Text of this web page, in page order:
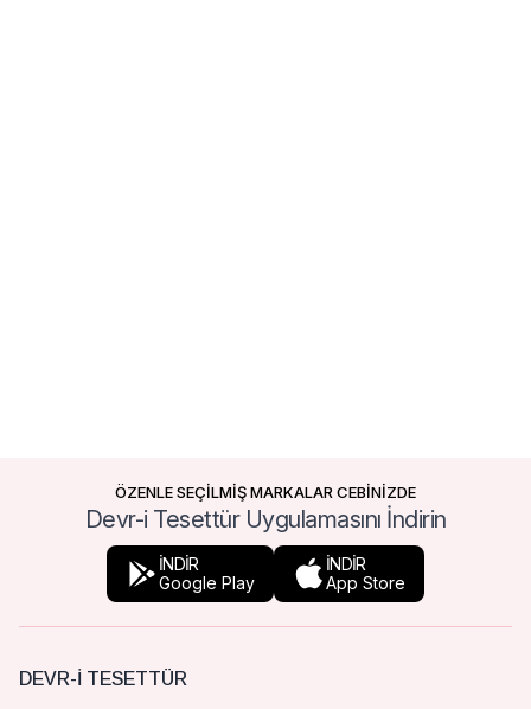
ÖZENLE SEÇİLMİŞ MARKALAR CEBİNİZDE
Devr-i Tesettür Uygulamasını İndirin
İNDİR
Google Play
İNDİR
App Store
DEVR-I TESETTÜR